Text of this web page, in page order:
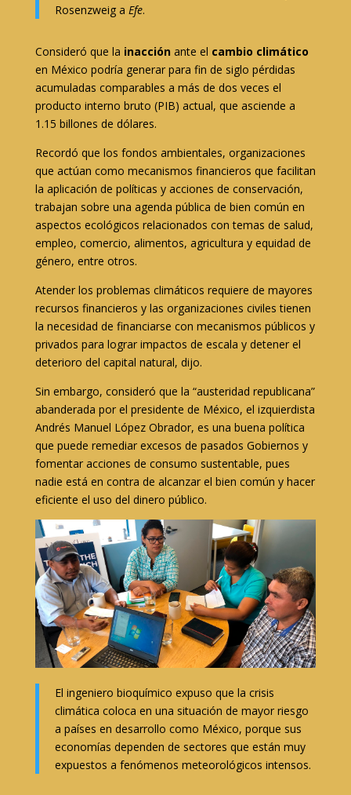
Rosenzweig a Efe.
Consideró que la inacciónante el cambio climático
en México podría generar para fin de siglo pérdidas
acumuladas comparables a más de dos veces el
producto interno bruto (PIB) actual, que asciende a
1.15 billones de dólares.
Recordó que los fondos ambientales, organizaciones
que actúan como mecanismos financieros que facilitan
la aplicación de políticas y acciones de conservación,
trabajan sobre una agenda pública de bien común en
aspectos ecológicos relacionados con temas de salud,
empleo, comercio, alimentos, agricultura y equidad de
género, entre otros.
Atender los problemas climáticos requiere de mayores
recursos financieros y las organizaciones civiles tienen
la necesidad de financiarse con mecanismos públicos y
privados para lograr impactos de escala y detener el
deterioro del capital natural, dijo.
Sin embargo, consideró que la “austeridad republicana”
abanderada por el presidente de México, el izquierdista
Andrés Manuel López Obrador, es una buena política
que puede remediar excesos de pasados Gobiernos y
fomentar acciones de consumo sustentable, pues
nadie está en contra de alcanzar el bien común y hacer
eficiente el uso del dinero público.
El ingeniero bioquímico expuso que la crisis
climática coloca en una situación de mayor riesgo
a países en desarrollo como México, porque sus
economías dependen de sectores que están muy
expuestos a fenómenos meteorológicos intensos.